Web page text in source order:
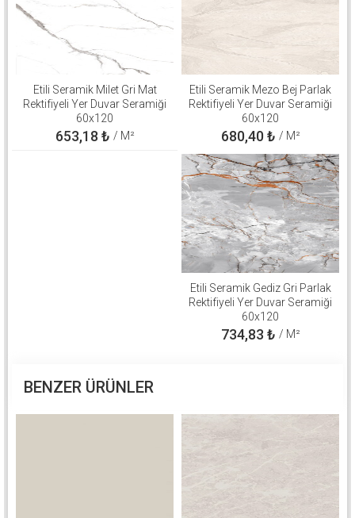
Etili Seramik Milet Gri Mat
Rektifiyeli Yer Duvar Seramiği
60x120
653,18 ₺ / M²
Etili Seramik Mezo Bej Parlak
Rektifiyeli Yer Duvar Seramiği
60x120
680,40₺ / M²
Etili Seramik Gediz Gri Parlak
Rektifiyeli Yer Duvar Seramiği
60x120
734,83 ₺ / M²
BENZER ÜRÜNLER